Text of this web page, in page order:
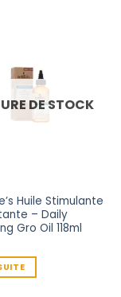
DE STOCK
Huile Stimulante
– Daily
Gro Oil 118ml